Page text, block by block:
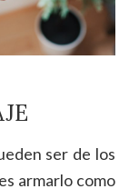
ser de los
armarlo como